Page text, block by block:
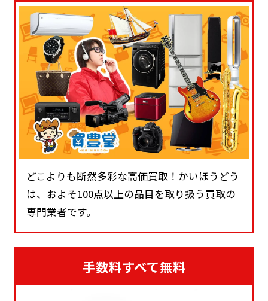
どこよりも断然多彩な高価買取！かいほうどう
は、およそ100点以上の品目を取り扱う買取の
専門業者です。
手数料すべて無料